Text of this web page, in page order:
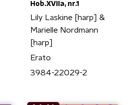
Hob.XVIIa, nr.1
Lily Laskine [harp] &
Marielle Nordmann
[harp]
Erato
3984-22029-2